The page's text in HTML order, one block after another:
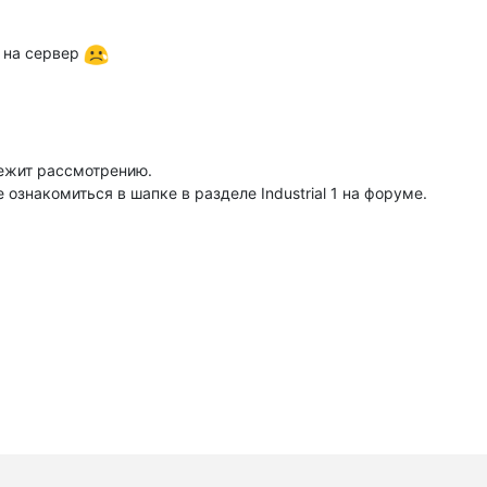
сервер
рассмотрению.
в шапке в разделе Industrial 1 на форуме.